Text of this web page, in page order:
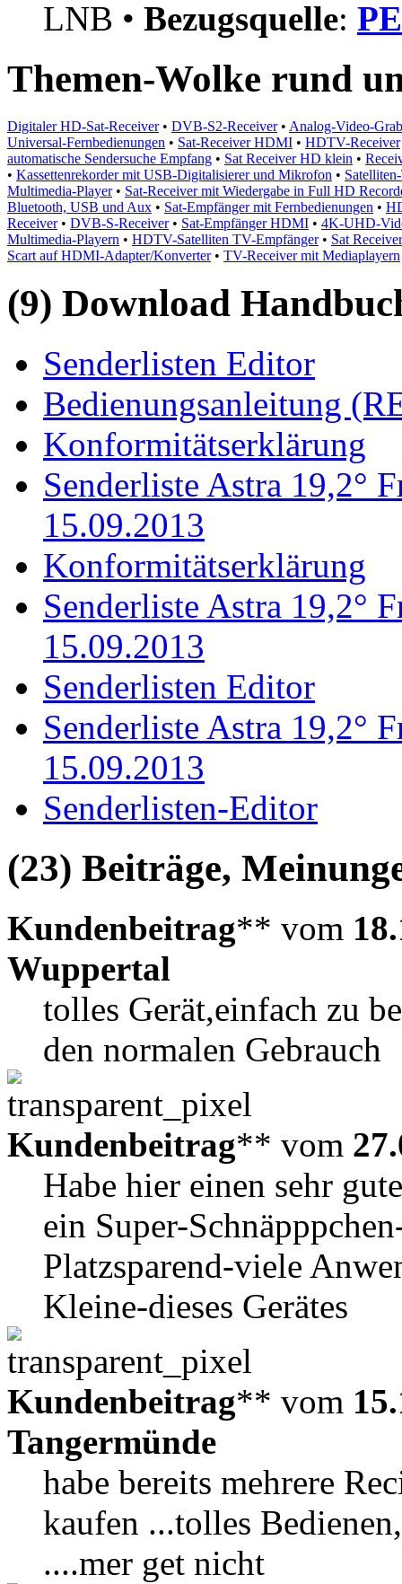
LNB • Bezugsquelle:
Themen-Wolke rund
Digitaler HD-Sat-Receiver• DVB-S2-Receiver• Analog-Video-
Universal-Fernbedienungen • Sat-Receiver HDMI • HDTV-Receiver
automatische Sendersuche Empfang • Sat Receiver HD klein •
• Kassettenrekorder mit USB-Digitalisierer und Mikrofon •
Multimedia-Player• Sat-Receiver mit Wiedergabe in Full HD
Bluetooth, USB und Aux • Sat-Empfänger mit Fernbedienungen •
Receiver• DVB-S-Receiver• Sat-Empfänger HDMI • 4K-UHD-
Multimedia-Playern • HDTV-Satelliten TV-Empfänger• Sat
Scart auf HDMI-Adapter/Konverter• TV-Receiver mit Mediaplayern
(9) Download
Senderlisten Editor
Bedienungsanleitung
Konformitätserklärung
Senderliste Astra 19,2°
15.09.2013
Konformitätserklärung
Senderliste Astra 19,2°
15.09.2013
Senderlisten Editor
Senderliste Astra 19,2°
15.09.2013
Senderlisten-Editor
(23) Beiträge,
Kundenbeitrag** vom
Wuppertal
tolles Gerät,einfach zu
den normalen Gebrauch
Kundenbeitrag** vom
Habe hier einen sehr
ein Super-
Platzsparend-viele
Kleine-dieses Gerätes
Kundenbeitrag** vom
Tangermünde
habe bereits mehrere
kaufen ...tolles
....mer get nicht